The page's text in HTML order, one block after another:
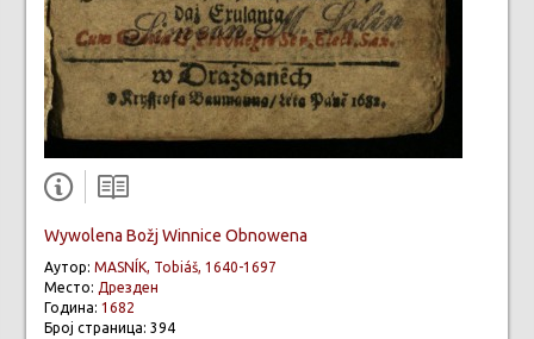
Wywolena Božj Winnice Obnowena
Аутор: MASNÍK, Tobiáš, 1640-1697
Место: Дрезден
Година: 1682
Број страница: 394